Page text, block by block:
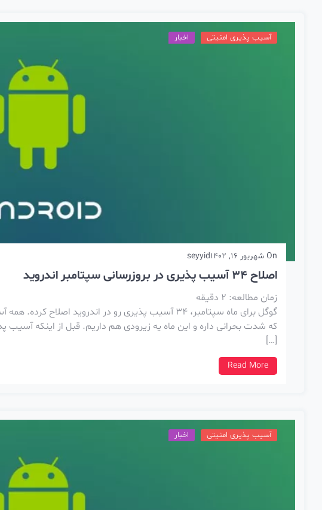
آسیب پذیری امنیتی اخبار
On شهریور 16, 1402 seyyid
اصلاح 34 آسیب پذیری در بروزرسانی سپتامبر اندروید
زمان مطالعه: 2 دقیقه
که شدت بحرانی داره و این ماه یه زیرودی هم داریم. قبل از اینکه
[…]
Read More
آسیب پذیری امنیتی اخبار